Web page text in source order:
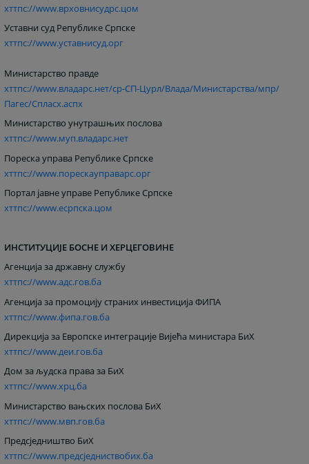
хттпс://www.врховнисудрс.цом
Уставни суд Републике Српске
хттпс://www.уставнисуд.орг
Министарство правде
хттпс://www.владарс.нет/ср-СП-Цyрл/Влада/Министарства/мпр/
Пагес/Спласх.аспx
Министарство унутрашњих послова
хттпс://www.муп.владарс.нет
Пореска управа Републике Српске
хттпс://www.порескауправарс.орг
Портал јавне управе Републике Српске
хттпс://www.есрпска.цом
ИНСТИТУЦИЈЕ БОСНЕ И ХЕРЦЕГОВИНЕ
Агенција за државну службу
хттпс://www.адс.гов.ба
Агенција за промоцију страних инвестиција ФИПА
хттпс://www.фипа.гов.ба
Дирекција за Европске интеграције Вијећа министара БиХ
хттпс://www.деи.гов.ба
Дом за људска права за БиХ
хттпс://www.хрц.ба
Министарство вањских послова БиХ
хттпс://www.мвп.гов.ба
Предсједништво БиХ
хттпс://www.предсједниствобих.ба